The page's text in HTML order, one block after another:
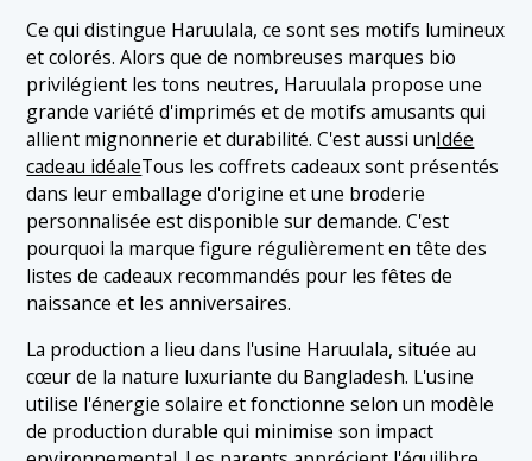
Ce qui distingue Haruulala, ce sont ses motifs lumineux
et colorés. Alors que de nombreuses marques bio
privilégient les tons neutres, Haruulala propose une
grande variété d'imprimés et de motifs amusants qui
allient mignonnerie et durabilité. C'est aussi unIdée
cadeau idéaleTous les coffrets cadeaux sont présentés
dans leur emballage d'origine et une broderie
personnalisée est disponible sur demande. C'est
pourquoi la marque figure régulièrement en tête des
listes de cadeaux recommandés pour les fêtes de
naissance et les anniversaires.
La production a lieu dans l'usine Haruulala, située au
cœur de la nature luxuriante du Bangladesh. L'usine
utilise l'énergie solaire et fonctionne selon un modèle
de production durable qui minimise son impact